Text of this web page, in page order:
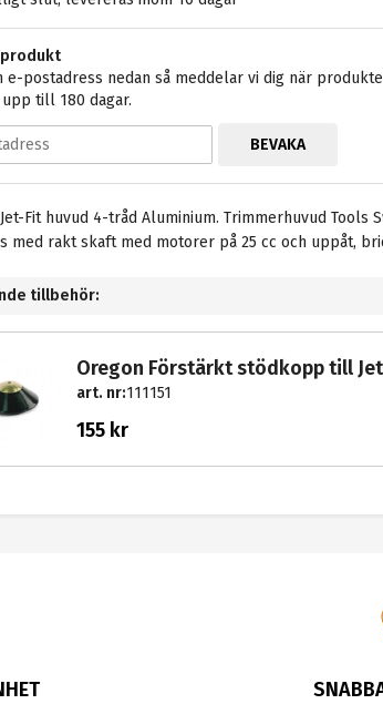
produkt
e-postadress nedan så meddelar vi dig när
till 180 dagar.
BEVAKA
Fit huvud 4-tråd Aluminium. Trimmerhuvud Tools
med rakt skaft med motorer på 25 cc och uppåt,
tillbehör:
Oregon Förstärkt stödkopp till
art. nr:111151
155 kr